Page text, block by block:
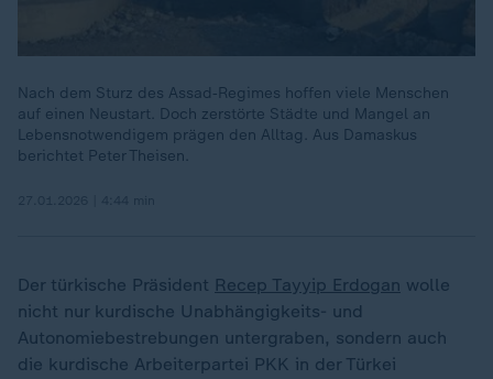
Nach dem Sturz des Assad‑Regimes hoffen viele Menschen
auf einen Neustart. Doch zerstörte Städte und Mangel an
Lebensnotwendigem prägen den Alltag. Aus Damaskus
berichtet Peter Theisen.
Der türkische Präsident Recep Tayyip Erdogan wolle
nicht nur kurdische Unabhängigkeits- und
Autonomiebestrebungen untergraben, sondern auch
die kurdische Arbeiterpartei PKK in der Türkei